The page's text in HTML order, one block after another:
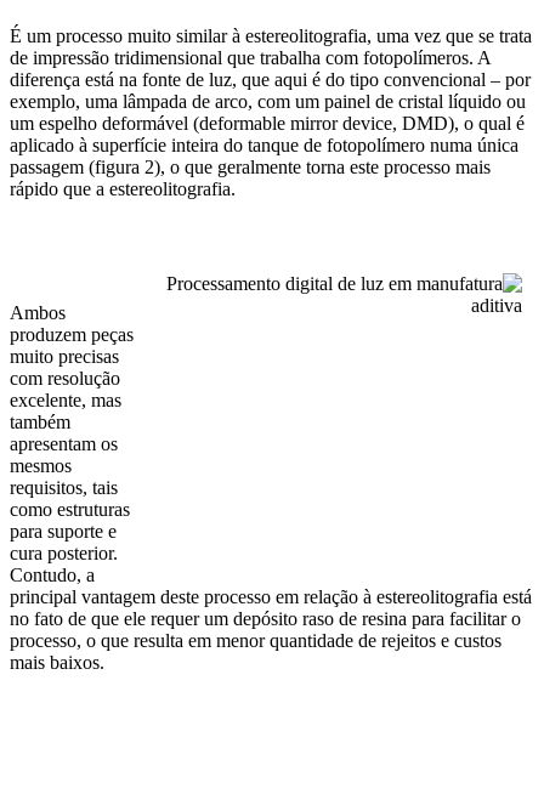
É um processo muito similar à estereolitografia, uma vez que se trata
de impressão tridimensional que trabalha com fotopolímeros. A
diferença está na fonte de luz, que aqui é do tipo convencional – por
exemplo, uma lâmpada de arco, com um painel de cristal líquido ou
um espelho deformável (deformable mirror device, DMD), o qual é
aplicado à superfície inteira do tanque de fotopolímero numa única
passagem (figura 2), o que geralmente torna este processo mais
rápido que a estereolitografia.
Ambos
produzem peças
muito precisas
com resolução
excelente, mas
também
apresentam os
mesmos
requisitos, tais
como estruturas
para suporte e
cura posterior.
Contudo, a
principal vantagem deste processo em relação à estereolitografia está
no fato de que ele requer um depósito raso de resina para facilitar o
processo, o que resulta em menor quantidade de rejeitos e custos
mais baixos.